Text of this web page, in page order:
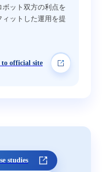
ット双方の利点を
ットした運用を提
to official site
studies